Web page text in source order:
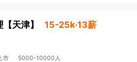
【天津】 15-25k·13薪
市 5000-10000人